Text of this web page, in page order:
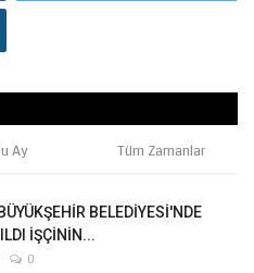
Ay Tüm Zamanlar
BELEDİYESİ'NDE
İŞÇİNİN...
0